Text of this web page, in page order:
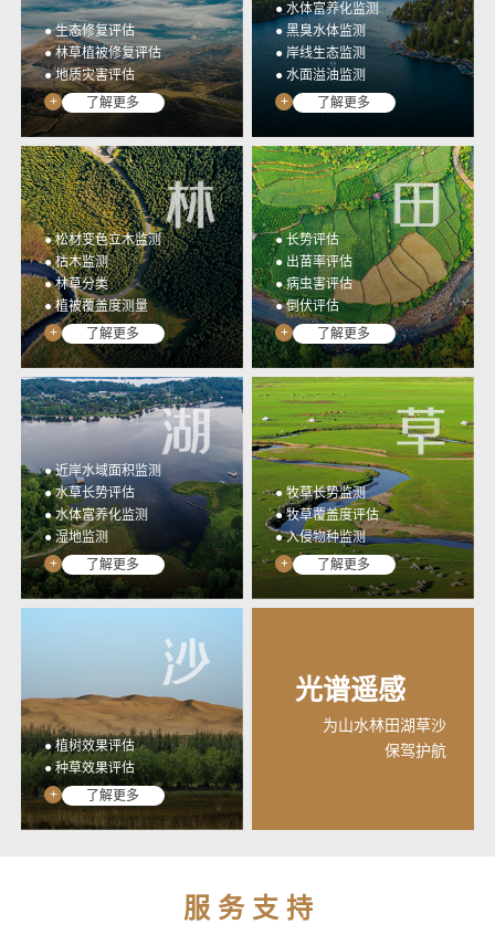
● 生态修复评估
● 林草植被修复评估
● 地质灾害评估
+
了解更多
● 水体富养化监测
● 黑臭水体监测
● 岸线生态监测
● 水面溢油监测
+
了解更多
● 松材变色立木监测
● 枯木监测
● 林草分类
● 植被覆盖度测量
+
了解更多
● 长势评估
● 出苗率评估
● 病虫害评估
● 倒伏评估
+
了解更多
● 近岸水域面积监测
● 水草长势评估
● 水体富养化监测
● 湿地监测
+
了解更多
● 牧草长势监测
● 牧草覆盖度评估
● 入侵物种监测
+
了解更多
● 植树效果评估
● 种草效果评估
+
了解更多
光谱遥感
为山水林田湖草沙
保驾护航
服 务 支 持